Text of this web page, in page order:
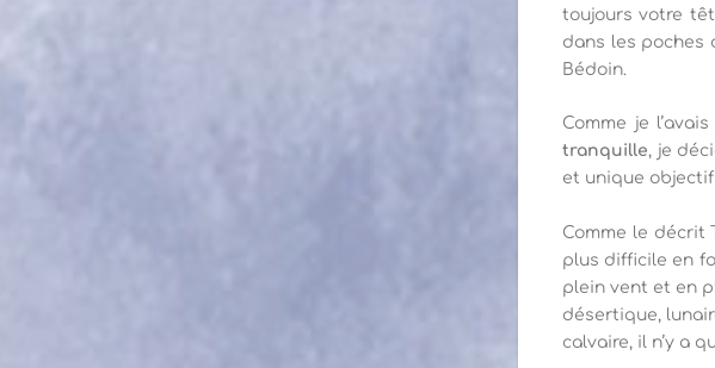
toujours votre
dans les poches
Bédoin.
Comme je
tranquille, je
et unique
Comme le décrit
plus difficile en
plein vent et en
désertique,
calvaire, il n’y a